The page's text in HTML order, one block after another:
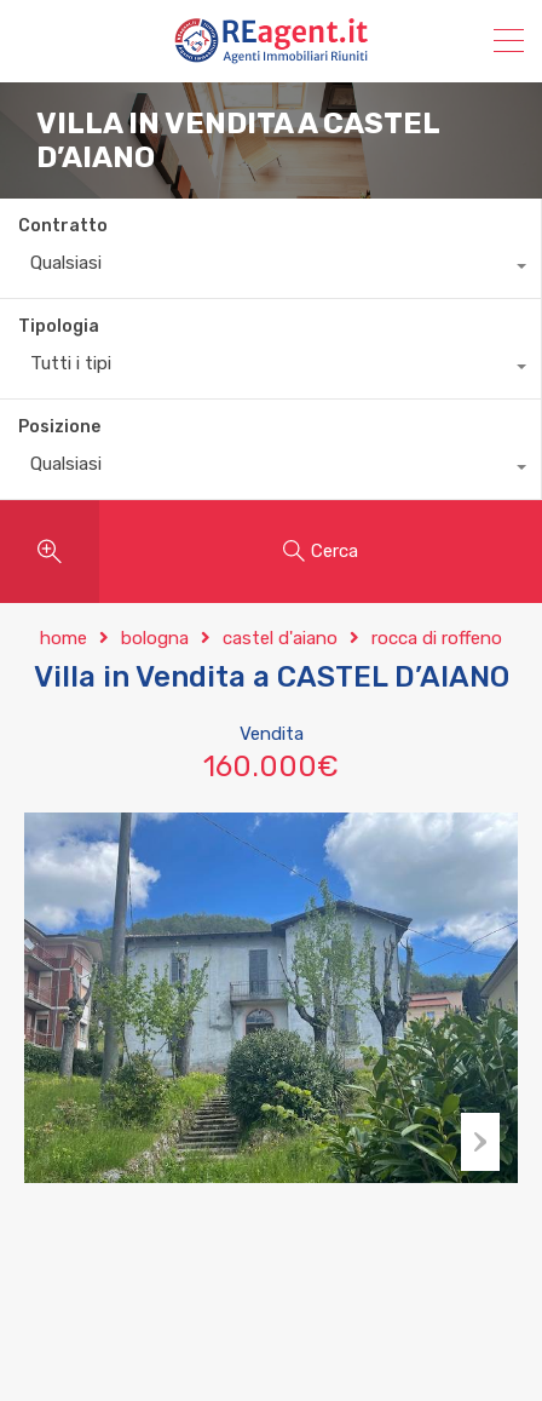
VILLA IN VENDITA A CASTEL
D’AIANO
Contratto
Qualsiasi
Tipologia
Tutti i tipi
Posizione
Qualsiasi
Cerca
home bologna castel d'aiano rocca di roffeno
Villa in Vendita a CASTEL D’AIANO
Vendita
160.000€